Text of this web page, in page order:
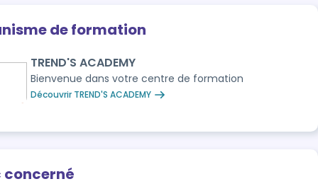
de formation
TREND'S ACADEMY
Bienvenue dans votre centre de formation
Découvrir TREND'S ACADEMY
concerné